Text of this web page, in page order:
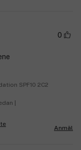
0
SPF10 2C2
|
Anmäl